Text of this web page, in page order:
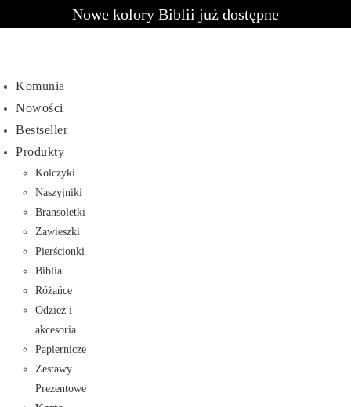
Nowe kolory Biblii już dostępne
Komunia
Nowości
Bestseller
Produkty
Kolczyki
Naszyjniki
Bransoletki
Zawieszki
Pierścionki
Biblia
Różańce
Odzież i
akcesoria
Papiernicze
Zestawy
Prezentowe